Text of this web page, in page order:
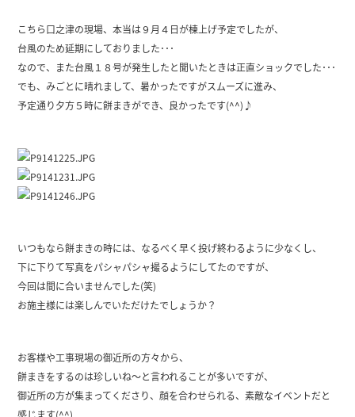
こちら口之津の現場、本当は９月４日が棟上げ予定でしたが、
台風のため延期にしておりました･･･
なので、また台風１８号が発生したと聞いたときは正直ショックでした･･･
でも、みごとに晴れまして、暑かったですがスムーズに進み、
予定通り夕方５時に餅まきができ、良かったです(^^)♪
いつもなら餅まきの時には、なるべく早く投げ終わるように少なくし、
下に下りて写真をパシャパシャ撮るようにしてたのですが、
今回は間に合いませんでした(笑)
お施主様には楽しんでいただけたでしょうか？
お客様や工事現場の御近所の方々から、
餅まきをするのは珍しいね～と言われることが多いですが、
御近所の方が集まってくださり、顔を合わせられる、素敵なイベントだと